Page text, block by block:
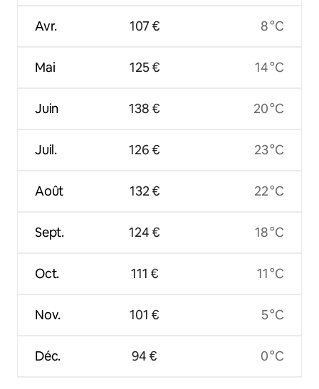
Avr.
Mai
Juin
Juil.
Août
Sept.
Oct.
Nov.
Déc.
107 €
125 €
138 €
126 €
132 €
124 €
111 €
101 €
94 €
8 °C
14 °C
20 °C
23 °C
22 °C
18 °C
11 °C
5 °C
0 °C